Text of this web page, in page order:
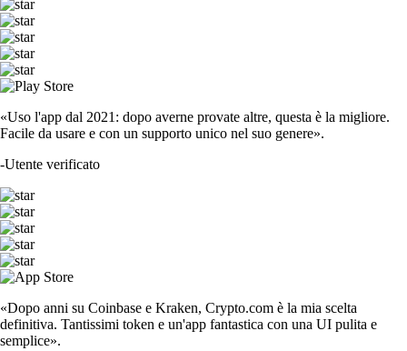
«Uso l'app dal 2021: dopo averne provate altre, questa è la migliore.
Facile da usare e con un supporto unico nel suo genere».
-Utente verificato
«Dopo anni su Coinbase e Kraken, Crypto.com è la mia scelta
definitiva. Tantissimi token e un'app fantastica con una UI pulita e
semplice».